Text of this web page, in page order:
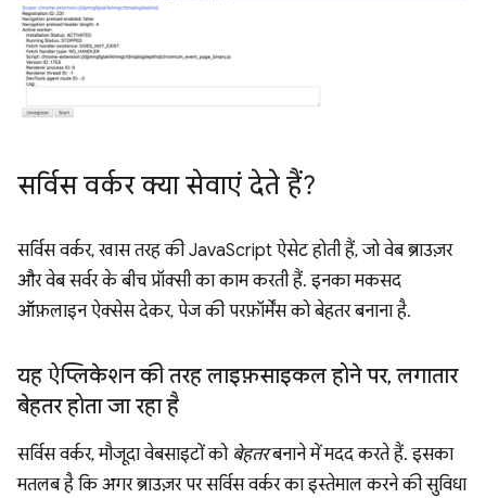
सर्विस वर्कर क्या सेवाएं देते हैं?
सर्विस वर्कर, खास तरह की JavaScript ऐसेट होती हैं, जो वेब ब्राउज़र
और वेब सर्वर के बीच प्रॉक्सी का काम करती हैं. इनका मकसद
ऑफ़लाइन ऐक्सेस देकर, पेज की परफ़ॉर्मेंस को बेहतर बनाना है.
यह ऐप्लिकेशन की तरह लाइफ़साइकल होने पर, लगातार
बेहतर होता जा रहा है
सर्विस वर्कर, मौजूदा वेबसाइटों को बेहतरबनाने में मदद करते हैं. इसका
मतलब है कि अगर ब्राउज़र पर सर्विस वर्कर का इस्तेमाल करने की सुविधा